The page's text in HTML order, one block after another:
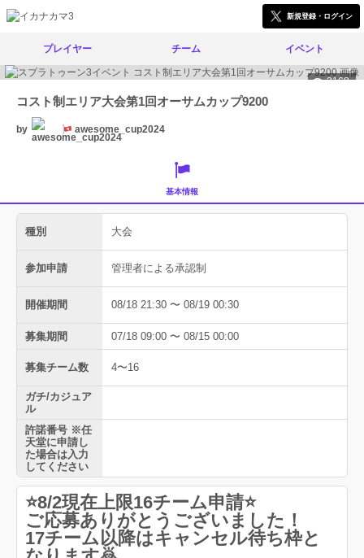
新規登録・ログイン
プレイヤー チーム イベント
3168
コスト制エリア大会第1回オーサムカップ9200
by awesome_cup2024
基本情報
種別 大会
参加申請 管理者による承認制
開催期間 08/18 21:30 〜 08/19 00:30
募集期間 07/18 09:00 〜 08/15 00:00
募集チーム数 4〜16
ガチ/カジュア
ル
許諾番号 ※任
天堂に申請し
た場合は入力
してください
⭐️8/2現在上限16チーム申請⭐️
ご応募ありがとうございました！
17チーム以降はキャンセル待ち枠と